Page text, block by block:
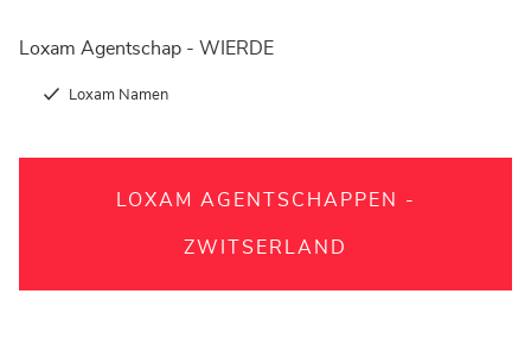
Loxam Agentschap - WIERDE
Loxam Namen
LOXAM AGENTSCHAPPEN -
ZWITSERLAND